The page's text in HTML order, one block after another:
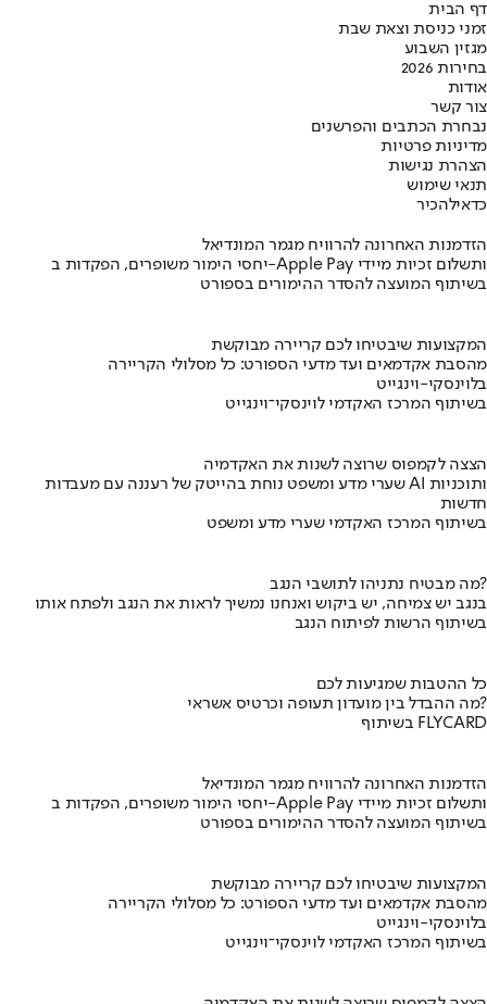
דף הבית
זמני כניסת וצאת שבת
מגזין השבוע
בחירות 2026
אודות
צור קשר
נבחרת הכתבים והפרשנים
מדיניות פרטיות
הצהרת נגישות
תנאי שימוש
כדאילהכיר
הזדמנות האחרונה להרוויח מגמר המונדיאל
יחסי הימור משופרים, הפקדות ב-Apple Pay ותשלום זכיות מיידי
בשיתוף המועצה להסדר ההימורים בספורט
המקצועות שיבטיחו לכם קריירה מבוקשת
מהסבת אקדמאים ועד מדעי הספורט: כל מסלולי הקריירה
בלוינסקי-וינגייט
בשיתוף המרכז האקדמי לוינסקי־וינגייט
הצצה לקמפוס שרוצה לשנות את האקדמיה
שערי מדע ומשפט נוחת בהייטק של רעננה עם מעבדות AI ותוכניות
חדשות
בשיתוף המרכז האקדמי שערי מדע ומשפט
מה מבטיח נתניהו לתושבי הנגב?
בנגב יש צמיחה, יש ביקוש ואנחנו נמשיך לראות את הנגב ולפתח אותו
בשיתוף הרשות לפיתוח הנגב
כל ההטבות שמגיעות לכם
מה ההבדל בין מועדון תעופה וכרטיס אשראי?
בשיתוף FLYCARD
הזדמנות האחרונה להרוויח מגמר המונדיאל
יחסי הימור משופרים, הפקדות ב-Apple Pay ותשלום זכיות מיידי
בשיתוף המועצה להסדר ההימורים בספורט
המקצועות שיבטיחו לכם קריירה מבוקשת
מהסבת אקדמאים ועד מדעי הספורט: כל מסלולי הקריירה
בלוינסקי-וינגייט
בשיתוף המרכז האקדמי לוינסקי־וינגייט